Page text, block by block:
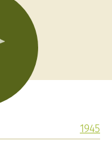
1945